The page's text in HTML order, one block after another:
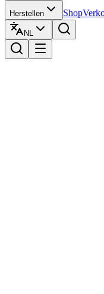
Herstellen Shop
NL